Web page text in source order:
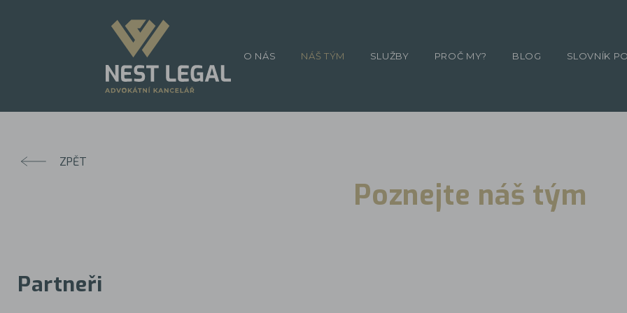
ZPĚT
Poznejte náš tým
Partneři
O NÁS NÁŠ TÝM SLUŽBY PROČ MY? BLOG SLOVNÍK